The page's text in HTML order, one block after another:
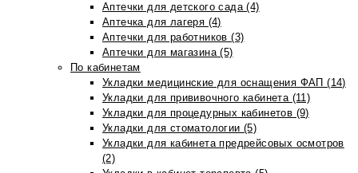
Аптечки для детского сада (4)
Аптечка для лагеря (4)
Аптечки для работников (3)
Аптечки для магазина (5)
По кабинетам
Укладки медицинские для оснащения ФАП (14)
Укладки для прививочного кабинета (11)
Укладки для процедурных кабинетов (9)
Укладки для стоматологии (5)
Укладки для кабинета предрейсовых осмотров
(2)